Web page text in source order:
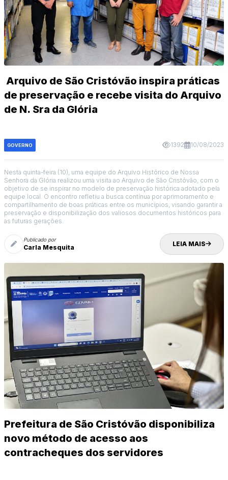
Arquivo de São Cristóvão inspira práticas
de preservação e recebe visita do Arquivo
de N. Sra da Glória
GOVERNO 1392 10/08/2023
Nesta quinta-feira (10), uma equipe do Arquivo Histórico de Nossa
Senhora da Glória realizou uma visita ao Arquivo de São Cristóvão, com o
objetivo de se inspirar no modelo de preservação histórica adotado pela
equipe local. O encontro refletiu a busca contínua por aprimoramento e
compartilhamento de boas práticas entre os municípios, visando garantir a
preservação e disponibilização dos valiosos documentos históricos para
as futuras gerações.
Publicado por
Carla Mesquita LEIA MAIS
Prefeitura de São Cristóvão disponibiliza
novo método de acesso aos
contracheques dos servidores